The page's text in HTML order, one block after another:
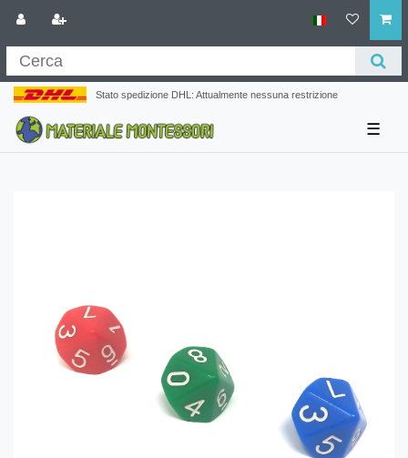
Stato spedizione DHL: Attualmente nessuna restrizione
☰